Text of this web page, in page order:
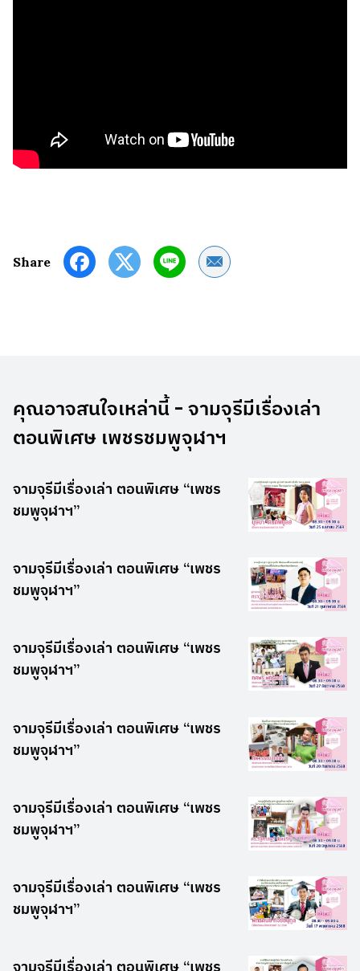
Share Share by Email
คุณอาจสนใจเหล่านี้ - จามจุรีมีเรื่องเล่า
ตอนพิเศษ เพชรชมพูจุฬาฯ
จามจุรีมีเรื่องเล่า ตอนพิเศษ “เพชร
ชมพูจุฬาฯ”
จามจุรีมีเรื่องเล่า ตอนพิเศษ “เพชร
ชมพูจุฬาฯ”
จามจุรีมีเรื่องเล่า ตอนพิเศษ “เพชร
ชมพูจุฬาฯ”
จามจุรีมีเรื่องเล่า ตอนพิเศษ “เพชร
ชมพูจุฬาฯ”
จามจุรีมีเรื่องเล่า ตอนพิเศษ “เพชร
ชมพูจุฬาฯ”
จามจุรีมีเรื่องเล่า ตอนพิเศษ “เพชร
ชมพูจุฬาฯ”
จามจุรีมีเรื่องเล่า ตอนพิเศษ “เพชร